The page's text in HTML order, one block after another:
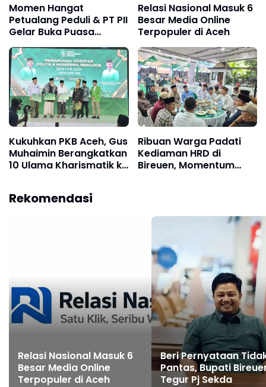
Momen Hangat
Petualang Peduli & PT PII
Gelar Buka Puasa
Bersama Penyintas
Banjir
Relasi Nasional Masuk 6
Besar Media Online
Terpopuler di Aceh
Kukuhkan PKB Aceh, Gus
Muhaimin Berangkatkan
10 Ulama Kharismatik ke
Ribuan Warga Padati
Kediaman HRD di
Bireuen, Momentum
Rekomendasi
Relasi Nasional Masuk 6
Besar Media Online
Terpopuler di Aceh
Beri Pernyataan
Pantas, Bupati
Tegur Pj Sekda